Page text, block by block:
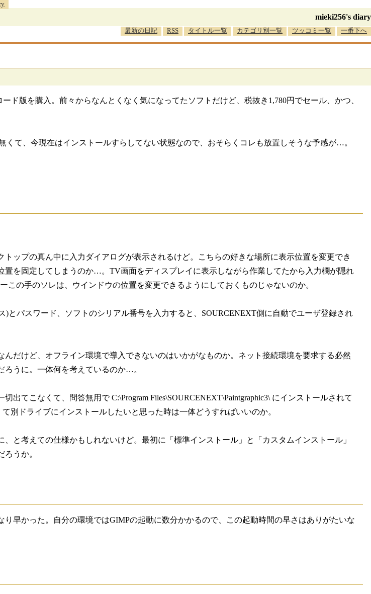
mieki256's diary
最新の日記 RSS タイトル一覧 カテゴリ別一覧 ツッコミ一覧 一番下へ
ド版を購入。前々からなんとくなく気になってたソフトだけど、税抜き1,780円でセール、かつ、
くて、今現在はインストールすらしてない状態なので、おそらくコレも放置しそうな予感が…。
ップの真ん中に入力ダイアログが表示されるけど。こちらの好きな場所に表示位置を変更でき
置を固定してしまうのか…。TV画面をディスプレイに表示しながら作業してたから入力欄が隠れ
この手のソレは、ウインドウの位置を変更できるようにしておくものじゃないのか。
)とパスワード、ソフトのシリアル番号を入力すると、SOURCENEXT側に自動でユーザ登録され
んだけど、オフライン環境で導入できないのはいかがなものか。ネット接続環境を要求する必然
ろうに。一体何を考えているのか…。
出てこなくて、問答無用で C:\Program Files\SOURCENEXT\Paintgraphic3\ にインストールされて
別ドライブにインストールしたいと思った時は一体どうすればいいのか。
と考えての仕様かもしれないけど。最初に「標準インストール」と「カスタムインストール」
うか。
り早かった。自分の環境ではGIMPの起動に数分かかるので、この起動時間の早さはありがたいな